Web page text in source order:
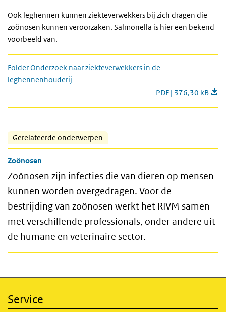
Ook leghennen kunnen ziekteverwekkers bij zich dragen die
zoönosen kunnen veroorzaken. Salmonella is hier een bekend
voorbeeld van.
Folder Onderzoek naar ziekteverwekkers in de
leghennenhouderij
PDF | 376,30 kB
Gerelateerde onderwerpen
Zoönosen
Zoönosen zijn infecties die van dieren op mensen
kunnen worden overgedragen. Voor de
bestrijding van zoönosen werkt het RIVM samen
met verschillende professionals, onder andere uit
de humane en veterinaire sector.
Service